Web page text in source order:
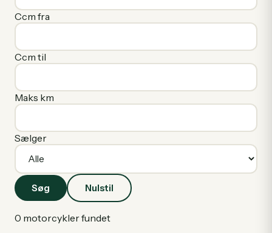
Ccm fra
Ccm til
Maks km
Sælger
Søg Nulstil
0 motorcykler fundet